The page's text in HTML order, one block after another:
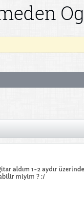
aldım 1-2 aydır
miyim ? :/